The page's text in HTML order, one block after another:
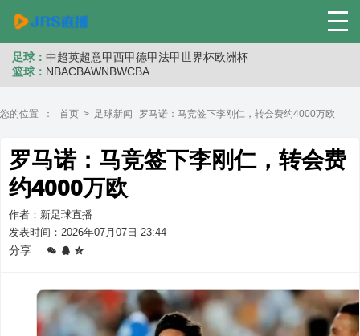
足球： 中超英超意甲西甲德甲法甲世界杯欧洲杯
篮球： NBACBAWNBWCBA
您的位置 ： 首页 > 足球新闻 罗马诺：马竞签下李刚仁，转会费约4000万欧
罗马诺：马竞签下李刚仁，转会费
约4000万欧
作者：新足球直播
发表时间：2026年07月07日 23:44
分享